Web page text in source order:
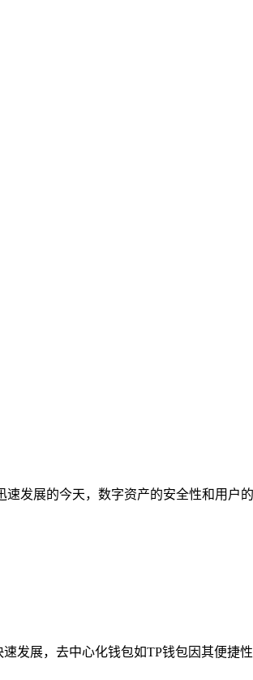
发展的今天，数字资产的安全性和用
发展，去中心化钱包如TP钱包因其便